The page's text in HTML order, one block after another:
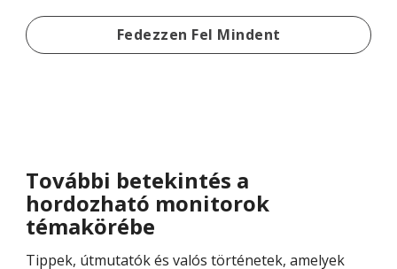
Fedezzen Fel MindentHordozható Monitorok
További betekintés a
hordozható monitorok
témakörébe
Tippek, útmutatók és valós történetek, amelyek